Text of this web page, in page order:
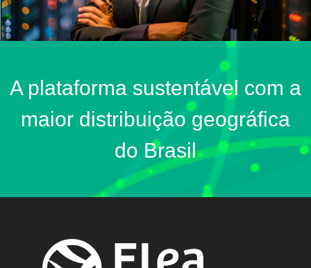
A plataforma sustentável com a
maior distribuição geográfica
do Brasil